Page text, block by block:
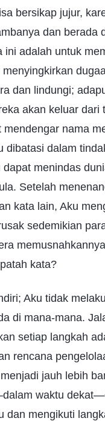
bersikap jujur,
dan berada
adalah untuk
dan lindungi;
akan keluar
nama
dibatasi dalam
menindas
Setelah
kata lain, Aku
sedemikian
kata?
Aku tidak
di mana-mana.
setiap langkah
rencana
jauh lebih
waktu
dan mengikuti